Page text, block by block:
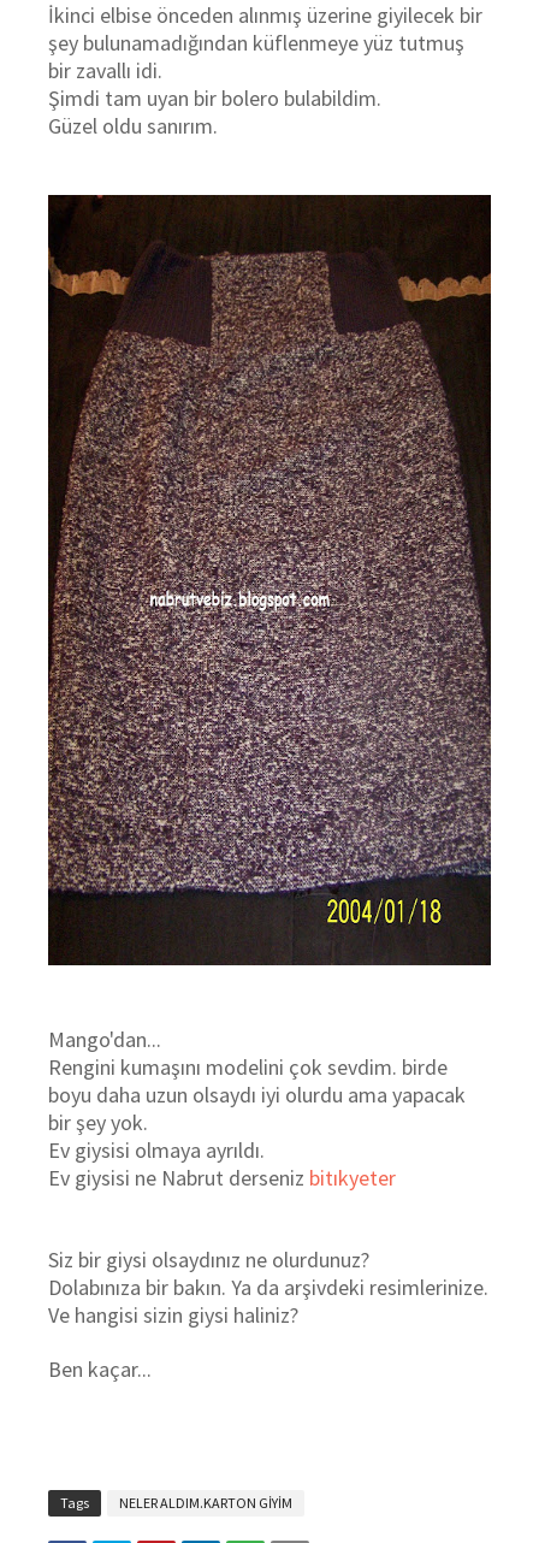
İkinci elbise önceden alınmış üzerine giyilecek bir
şey bulunamadığından küflenmeye yüz tutmuş
bir zavallı idi.
Şimdi tam uyan bir bolero bulabildim.
Güzel oldu sanırım.
Mango'dan...
Rengini kumaşını modelini çok sevdim. birde
boyu daha uzun olsaydı iyi olurdu ama yapacak
bir şey yok.
Ev giysisi olmaya ayrıldı.
Ev giysisi ne Nabrut derseniz bitıkyeter
Siz bir giysi olsaydınız ne olurdunuz?
Dolabınıza bir bakın. Ya da arşivdeki resimlerinize.
Ve hangisi sizin giysi haliniz?
Ben kaçar...
Tags NELER ALDIM.KARTON GİYİM